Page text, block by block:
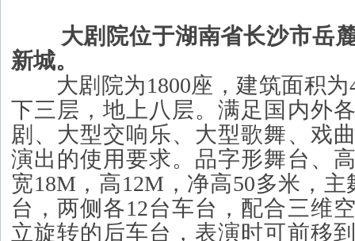
大剧院位于湖南省长沙市岳麓
新城。
大剧院为1800座，建筑面积为
下三层，地上八层。满足国内外
剧、大型交响乐、大型歌舞、戏
演出的使用要求。品字形舞台、
宽18M，高12M，净高50多米，
台，两侧各12台车台，配合三维
立旋转的后车台，表演时可前移